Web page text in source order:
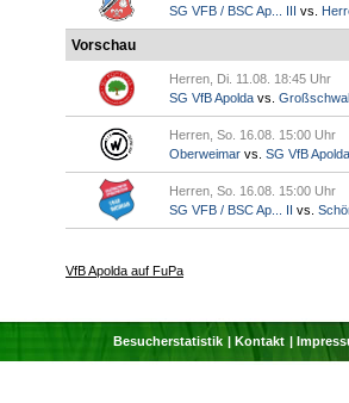
SG VFB / BSC Ap... III vs.
Vorschau
Herren, Di. 11.08. 18:45 Uhr
SG VfB Apolda vs.
Herren, So. 16.08. 15:00 Uhr
Oberweimar vs. SG VfB Apolda
Herren, So. 16.08. 15:00 Uhr
SG VFB / BSC Ap... II vs.
VfB Apolda auf FuPa
Besucherstatistik Kontakt